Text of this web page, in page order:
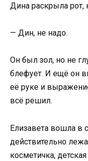
Дина раскрыла рот,
— Дин, не надо.
Он был зол, но не
блефует. И ещё он
её руке и
всё решил.
Елизавета вошла в
действительно
косметичка,